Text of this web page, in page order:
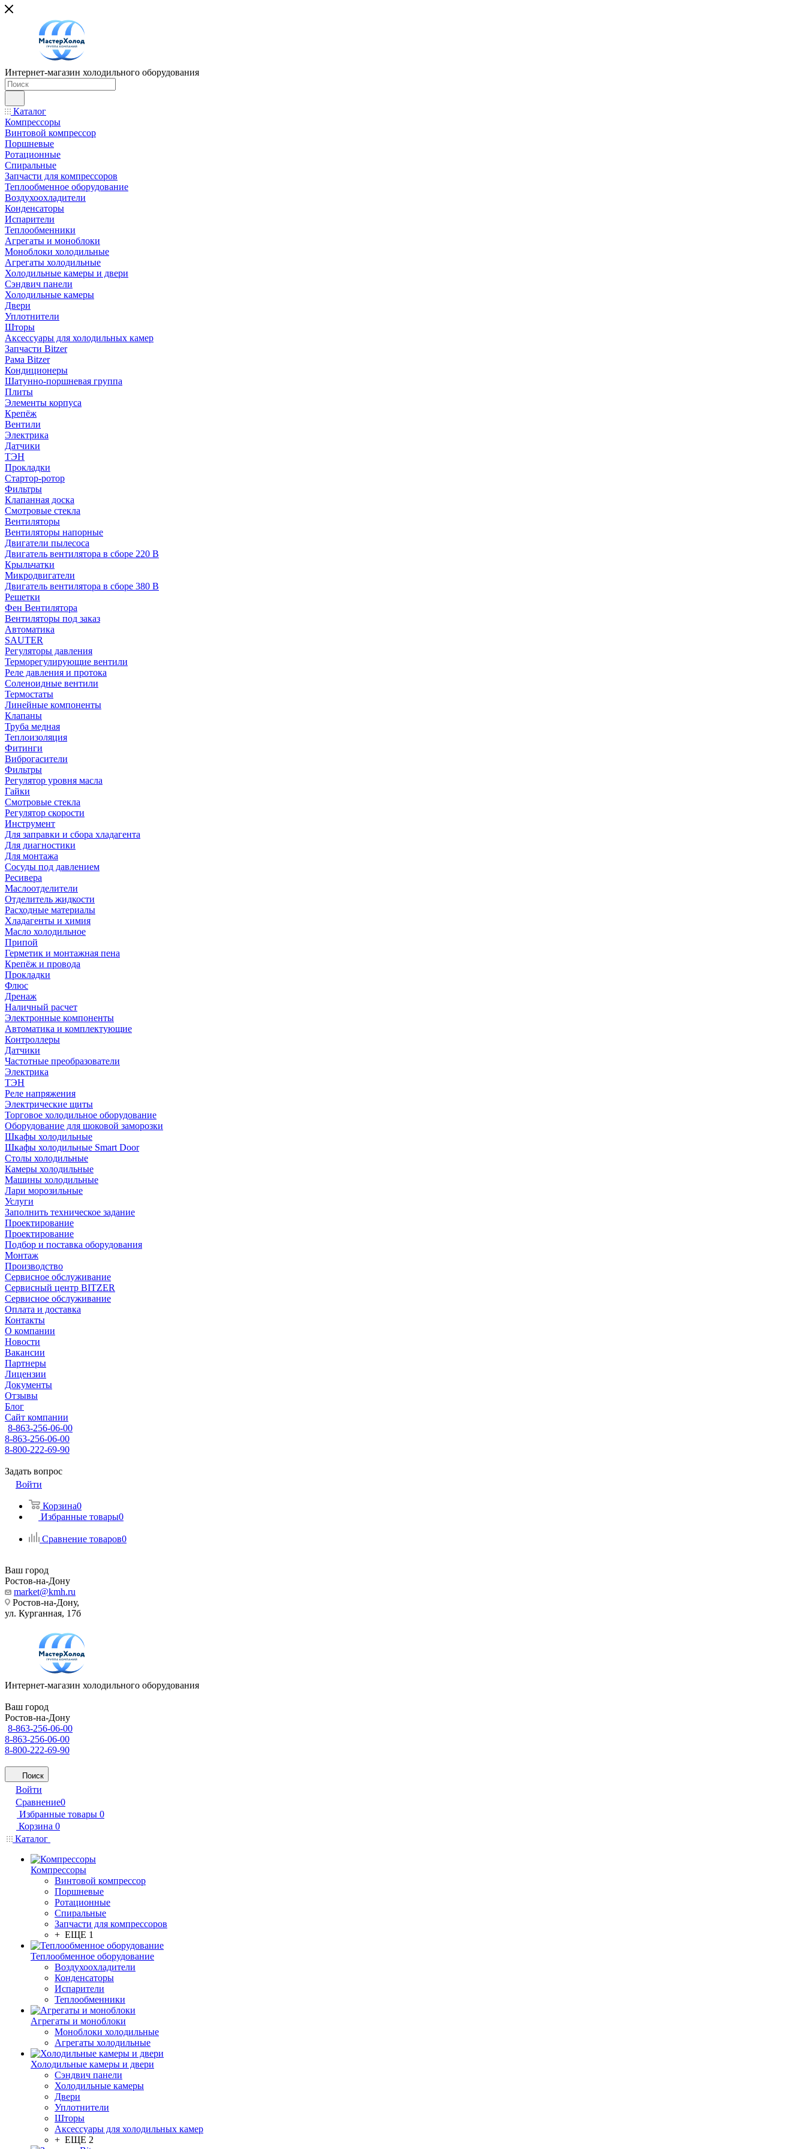
Интернет-магазин холодильного оборудования
Каталог
Компрессоры
Винтовой компрессор
Поршневые
Ротационные
Спиральные
Запчасти для компрессоров
Теплообменное оборудование
Воздухоохладители
Конденсаторы
Испарители
Теплообменники
Агрегаты и моноблоки
Моноблоки холодильные
Агрегаты холодильные
Холодильные камеры и двери
Сэндвич панели
Холодильные камеры
Двери
Уплотнители
Шторы
Аксессуары для холодильных камер
Запчасти Bitzer
Рама Bitzer
Кондиционеры
Шатунно-поршневая группа
Плиты
Элементы корпуса
Крепёж
Вентили
Электрика
Датчики
ТЭН
Прокладки
Стартор-ротор
Фильтры
Клапанная доска
Смотровые стекла
Вентиляторы
Вентиляторы напорные
Двигатели пылесоса
Двигатель вентилятора в сборе 220 В
Крыльчатки
Микродвигатели
Двигатель вентилятора в сборе 380 В
Решетки
Фен Вентилятора
Вентиляторы под заказ
Автоматика
SAUTER
Регуляторы давления
Терморегулирующие вентили
Реле давления и протока
Соленоидные вентили
Термостаты
Линейные компоненты
Клапаны
Труба медная
Теплоизоляция
Фитинги
Виброгасители
Фильтры
Регулятор уровня масла
Гайки
Смотровые стекла
Регулятор скорости
Инструмент
Для заправки и сбора хладагента
Для диагностики
Для монтажа
Сосуды под давлением
Ресивера
Маслоотделители
Отделитель жидкости
Расходные материалы
Хладагенты и химия
Масло холодильное
Припой
Герметик и монтажная пена
Крепёж и провода
Прокладки
Флюс
Дренаж
Наличный расчет
Электронные компоненты
Автоматика и комплектующие
Контроллеры
Датчики
Частотные преобразователи
Электрика
ТЭН
Реле напряжения
Электрические щиты
Торговое холодильное оборудование
Оборудование для шоковой заморозки
Шкафы холодильные
Шкафы холодильные Smart Door
Столы холодильные
Камеры холодильные
Машины холодильные
Лари морозильные
Услуги
Заполнить техническое задание
Проектирование
Проектирование
Подбор и поставка оборудования
Монтаж
Производство
Сервисное обслуживание
Сервисный центр BITZER
Сервисное обслуживание
Оплата и доставка
Контакты
О компании
Новости
Вакансии
Партнеры
Лицензии
Документы
Отзывы
Блог
Сайт компании
8-863-256-06-00
8-863-256-06-00
8-800-222-69-90
Задать вопрос
Войти
Корзина0
Избранные товары0
Сравнение товаров0
Ваш город
Ростов-на-Дону
market@kmh.ru
Ростов-на-Дону,
ул. Курганная, 17б
Интернет-магазин холодильного оборудования
Ваш город
Ростов-на-Дону
8-863-256-06-00
8-863-256-06-00
8-800-222-69-90
Поиск
Войти
Сравнение0
Избранные товары 0
Корзина 0
Каталог
Компрессоры
Винтовой компрессор
Поршневые
Ротационные
Спиральные
Запчасти для компрессоров
+ ЕЩЕ 1
Теплообменное оборудование
Воздухоохладители
Конденсаторы
Испарители
Теплообменники
Агрегаты и моноблоки
Моноблоки холодильные
Агрегаты холодильные
Холодильные камеры и двери
Сэндвич панели
Холодильные камеры
Двери
Уплотнители
Шторы
Аксессуары для холодильных камер
+ ЕЩЕ 2